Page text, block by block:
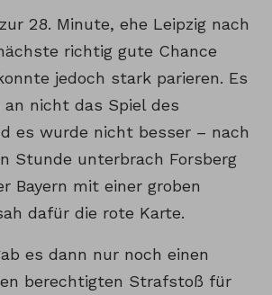
28. Minute, ehe Leipzig nach
richtig gute Chance
jedoch stark parieren. Es
an nicht das Spiel des
es wurde nicht besser – nach
Stunde unterbrach Forsberg
Bayern mit einer groben
dafür die rote Karte.
es dann nur noch einen
berechtigten Strafstoß für